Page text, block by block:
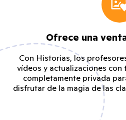
Ofrece una
Con Historias, los
vídeos y actualizaciones
completamente privada
disfrutar de la magia de las